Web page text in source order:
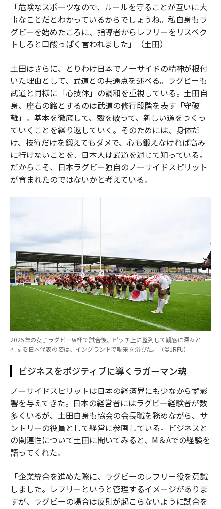
「危険なスポーツなので、ルールを守ることが互いに大
事なことだとわかっているからでしょうね。私自身もラ
グビーを始めたころに、指導者からレフリーをリスペク
トしろと口酸っぱく言われました」（土田）
土田はさらに、とりわけ日本でノーサイドの精神が根付
いた理由として、武道との共通点を述べる。ラグビーも
武道と同様に「心技体」の調和を重視している。土田自
身、座右の銘とするのは武道の修行段階を表す「守破
離」。基本を徹底して、殻を破って、新しい道をつくっ
ていくことを繰り返していく。そのためには、身体だ
け、技術だけを鍛えてもダメで、心も鍛えなければ高み
に行けないことを、日本人は武道を通じて知っている。
だからこそ、日本ラグビー独自のノーサイドスピリット
が育まれたのではないかと考えている。
2025年の女子ラグビーW杯で試合後、ピッチ上に整列して観客に深々と一
礼する日本代表の姿は、イングランドで喝采を浴びた。（©︎JRFU）
ビジネスをポジティブに導くラガーマン魂
ノーサイドスピリットは日本の経済界にも少なからず影
響を与えてきた。日本の経営者にはラグビー経験者が数
多くいるが、土田自身も協会の会長職を務めながら、サ
ントリーの役員として経営に参画している。ビジネスと
の関連性について土田に聞いてみると、M＆Aでの経験を
語ってくれた。
「企業統合を進めた際に、ラグビーのレフリー役を意識
しました。レフリーというと管理するイメージがありま
すが、ラグビーの場合は反則が起こらないように試合を